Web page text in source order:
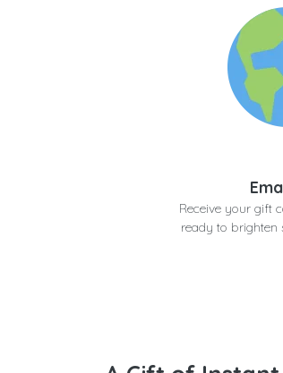
Receive your gift
ready to brighten